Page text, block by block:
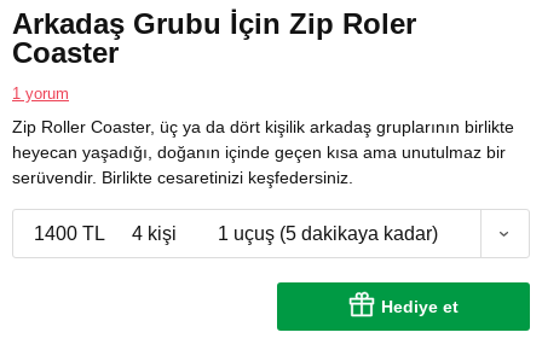
Arkadaş Grubu İçin Zip Roler
Coaster
1 yorum
Zip Roller Coaster, üç ya da dört kişilik arkadaş gruplarının birlikte
heyecan yaşadığı, doğanın içinde geçen kısa ama unutulmaz bir
serüvendir. Birlikte cesaretinizi keşfedersiniz.
1400 TL 4 kişi 1 uçuş (5 dakikaya kadar)
Hediye et